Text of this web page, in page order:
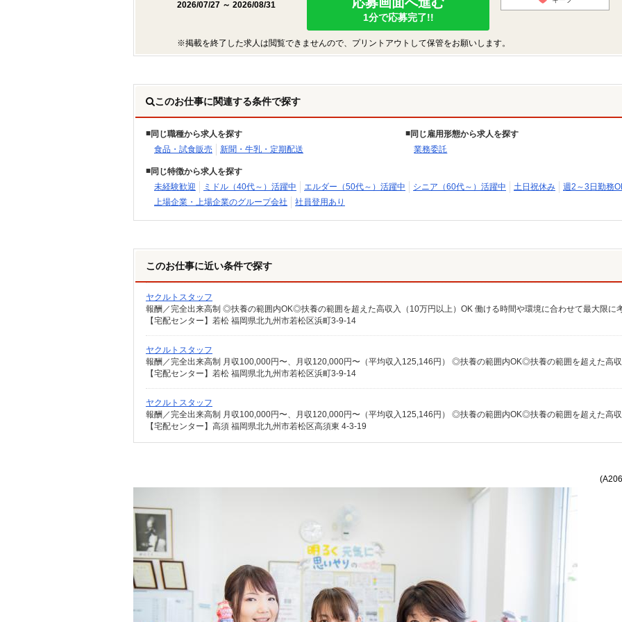
2026/07/27 ～ 2026/08/31
1分で応募完了!!
※掲載を終了した求人は閲覧できませんので、プリントアウトして保管をお願いします。
このお仕事に関連する条件で探す
同じ職種から求人を探す
食品・試食販売
新聞・牛乳・定期配送
同じ雇用形態から求人を探す
業務委託
同じ特徴から求人を探す
未経験歓迎
ミドル（40代～）活躍中 エルダー（50代～）活躍中 シニア（60代～）活躍中 土日祝休み
週2～3日勤務
上場企業・上場企業のグループ会社
社員登用あり
このお仕事に近い条件で探す
ヤクルトスタッフ
【宅配センター】若松 福岡県北九州市若松区浜町3-9-14
ヤクルトスタッフ
【宅配センター】若松 福岡県北九州市若松区浜町3-9-14
ヤクルトスタッフ
【宅配センター】高須 福岡県北九州市若松区高須東 4-3-19